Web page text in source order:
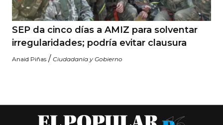
SEP da cinco días a AMIZ para solventar
irregularidades; podría evitar clausura
Anaid Piñas / Ciudadanía y Gobierno